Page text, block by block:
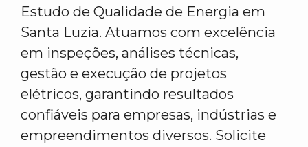
Estudo de Qualidade de Energia em
Santa Luzia. Atuamos com excelência
em inspeções, análises técnicas,
gestão e execução de projetos
elétricos, garantindo resultados
confiáveis para empresas, indústrias e
empreendimentos diversos. Solicite